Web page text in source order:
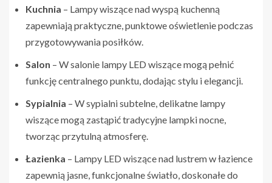
Kuchnia – Lampy wiszące nad wyspą kuchenną
zapewniają praktyczne, punktowe oświetlenie podczas
przygotowywania posiłków.
Salon – W salonie lampy LED wiszące mogą pełnić
funkcję centralnego punktu, dodając stylu i elegancji.
Sypialnia – W sypialni subtelne, delikatne lampy
wiszące mogą zastąpić tradycyjne lampki nocne,
tworząc przytulną atmosferę.
Łazienka – Lampy LED wiszące nad lustrem w łazience
zapewnią jasne, funkcjonalne światło, doskonałe do